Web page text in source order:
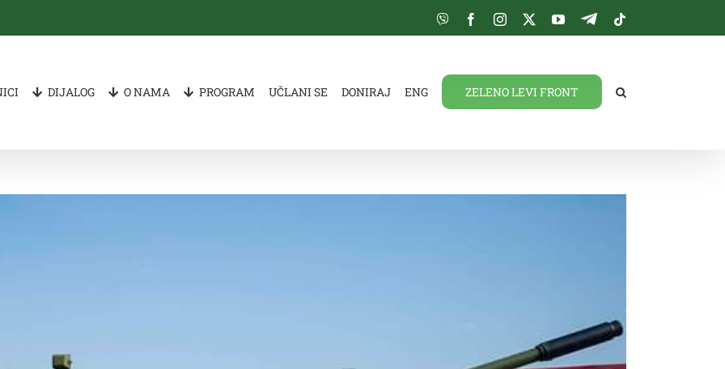
Viber FacebookInstagram
TwitterYouTube
Telegram
DIJALOG O NAMA PROGRAM UČLANI SE DONIRAJ ENG ZELENO LEVI FRONT